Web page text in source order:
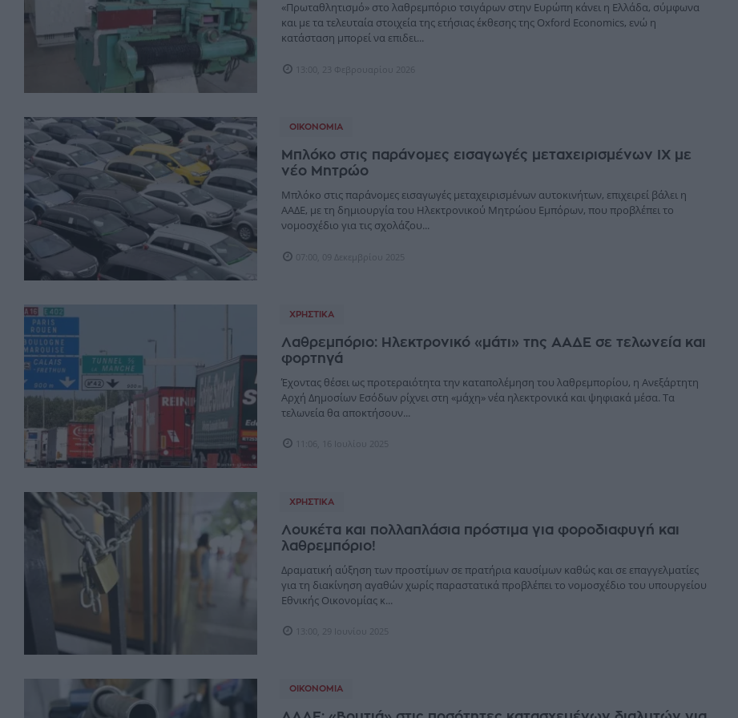
«Πρωταθλητισμό» στο λαθρεμπόριο τσιγάρων στην Ευρώπη κάνει η Ελλάδα, σύμφωνα
και με τα τελευταία στοιχεία της ετήσιας έκθεσης της Oxford Economics, ενώ η
κατάσταση μπορεί να επιδει...
13:00, 23 Φεβρουαρίου 2026
ΟΙΚΟΝΟΜΊΑ
Μπλόκο στις παράνομες εισαγωγές μεταχειρισμένων ΙΧ με
νέο Μητρώο
Μπλόκο στις παράνομες εισαγωγές μεταχειρισμένων αυτοκινήτων, επιχειρεί βάλει η
ΑΑΔΕ, με τη δημιουργία του Ηλεκτρονικού Μητρώου Εμπόρων, που προβλέπει το
νομοσχέδιο για τις σχολάζου...
07:00, 09 Δεκεμβρίου 2025
ΧΡΗΣΤΙΚΆ
Λαθρεμπόριο: Ηλεκτρονικό «μάτι» της ΑΑΔΕ σε τελωνεία και
φορτηγά
Έχοντας θέσει ως προτεραιότητα την καταπολέμηση του λαθρεμπορίου, η Ανεξάρτητη
Αρχή Δημοσίων Εσόδων ρίχνει στη «μάχη» νέα ηλεκτρονικά και ψηφιακά μέσα. Τα
τελωνεία θα αποκτήσουν...
11:06, 16 Ιουλίου 2025
ΧΡΗΣΤΙΚΆ
Λουκέτα και πολλαπλάσια πρόστιμα για φοροδιαφυγή και
λαθρεμπόριο!
Δραματική αύξηση των προστίμων σε πρατήρια καυσίμων καθώς και σε επαγγελματίες
για τη διακίνηση αγαθών χωρίς παραστατικά προβλέπει το νομοσχέδιο του υπουργείου
Εθνικής Οικονομίας κ...
13:00, 29 Ιουνίου 2025
ΟΙΚΟΝΟΜΊΑ